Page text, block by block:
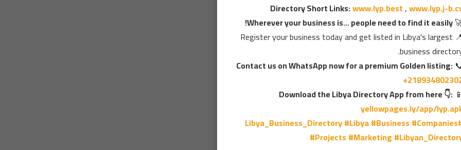
Directory Short Links:www.lyp.best,www.lyp.j-
Wherever your business is... people need to find it easily!
Register your business today and get listed in Libya's largest
business
Contact us on WhatsApp now for a premium Golden listing:
📱
Download the Libya Directory App from here 👇:
yellowpages.ly/app/
#Libya#Business #Companies
#Projects #Marketing
فندق لؤلؤة درنة
1